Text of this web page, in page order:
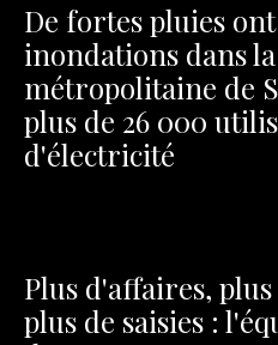
De fortes pluies
inondations dans
métropolitaine de
plus de 26 000
d'électricité
Plus d'affaires,
plus de saisies :